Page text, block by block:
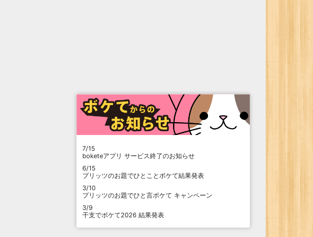
7/15
boketeアプリ サービス終了のお知らせ
6/15
プリッツのお題でひとことボケて結果発表
3/10
プリッツのお題でひと言ボケて キャンペーン
3/9
干支でボケて2026 結果発表